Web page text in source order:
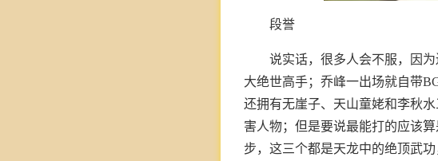
段誉
说实话，很多人会不服，因
大绝世高手；乔峰一出场就自带
还拥有无崖子、天山童姥和李秋
害人物；但是要说最能打的应该
步，这三个都是天龙中的绝顶武